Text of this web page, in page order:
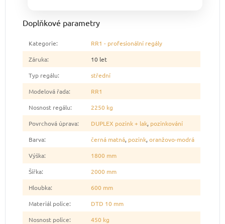
Doplňkové parametry
Kategorie:
RR1 - profesionální regály
Záruka:
10 let
Typ regálu:
střední
Modelová řada:
RR1
Nosnost regálu:
2250 kg
Povrchová úprava: DUPLEX pozink + lak, pozinkování
Barva: černá matná, pozink, oranžovo-modrá
Výška:
1800 mm
Šířka:
2000 mm
Hloubka:
600 mm
Materiál police:
DTD 10 mm
Nosnost police:
450 kg